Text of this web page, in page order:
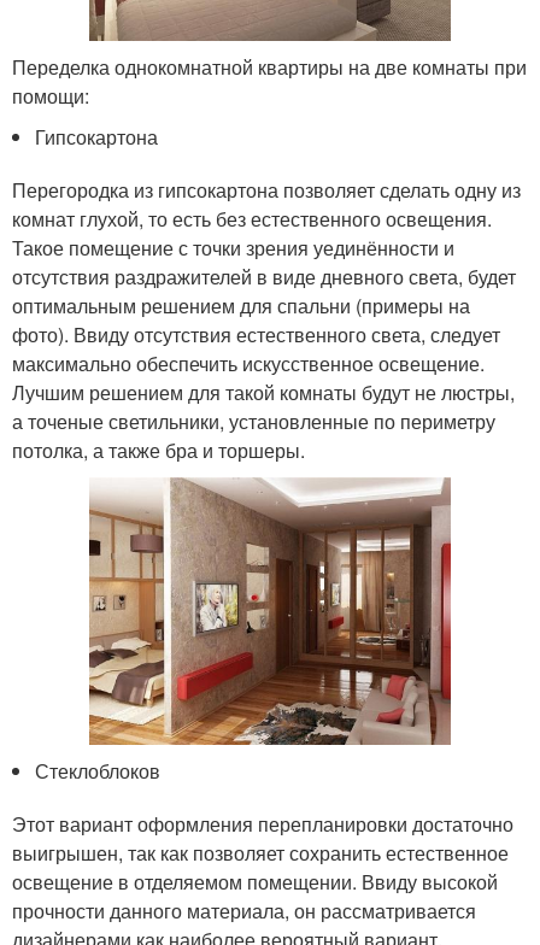
Переделка однокомнатной квартиры на две комнаты при
помощи:
Гипсокартона
Перегородка из гипсокартона позволяет сделать одну из
комнат глухой, то есть без естественного освещения.
Такое помещение с точки зрения уединённости и
отсутствия раздражителей в виде дневного света, будет
оптимальным решением для спальни (примеры на
фото). Ввиду отсутствия естественного света, следует
максимально обеспечить искусственное освещение.
Лучшим решением для такой комнаты будут не люстры,
а точеные светильники, установленные по периметру
потолка, а также бра и торшеры.
Стеклоблоков
Этот вариант оформления перепланировки достаточно
выигрышен, так как позволяет сохранить естественное
освещение в отделяемом помещении. Ввиду высокой
прочности данного материала, он рассматривается
дизайнерами как наиболее вероятный вариант.